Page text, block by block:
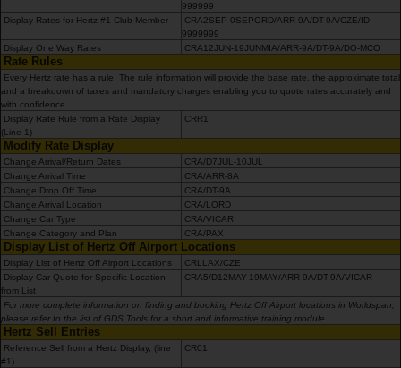
สมัคร
สมาชิก/
ภาพ
รวม
TH/TH
การ
จอง
รถ
เช่า
ข้อ
เสนอ
พิเศษ
สถาน
999999
Display Rates for Hertz #1 Club Member
CRA2SEP-0SEPORD/ARR-9A/DT-9A/CZE/ID-
9999999
Display One Way Rates
CRA12JUN-19JUNMIA/ARR-9A/DT-9A/DO-MCO
Rate Rules
Every Hertz rate has a rule. The rule information will provide the base rate, the approximate total
and a breakdown of taxes and mandatory charges enabling you to quote rates accurately and
with confidence.
Display Rate Rule from a Rate Display
(Line 1)
CRR1
Modify Rate Display
Change Arrival/Return Dates
CRA/D7JUL-10JUL
Change Arrival Time
CRA/ARR-8A
Change Drop Off Time
CRA/DT-9A
Change Arrival Location
CRA/LORD
Change Car Type
CRA/VICAR
Change Category and Plan
CRA/PAX
Display List of Hertz Off Airport Locations
Display List of Hertz Off Airport Locations
CRLLAX/CZE
Display Car Quote for Specific Location
from List
CRA5/D12MAY-19MAY/ARR-9A/DT-9A/VICAR
For more complete information on finding and booking Hertz Off Airport locations in Worldspan,
please refer to the list of GDS Tools for a short and informative training module.
Hertz Sell Entries
Reference Sell from a Hertz Display, (line
#1)
CR01